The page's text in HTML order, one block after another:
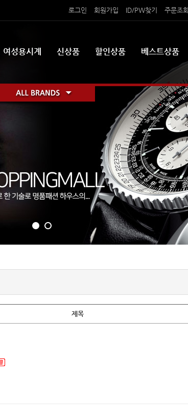
로그인 회원가입 ID/PW찾기 주문조회
여성용시계 신상품 할인상품 베스트상품
제목